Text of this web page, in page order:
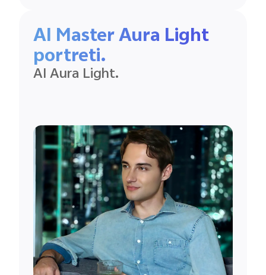
AI Master Aura Light
portreti.
AI Aura Light.